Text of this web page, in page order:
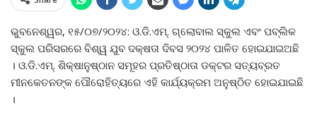
ଭୁବନେଶ୍ୱର, ୧୫/୦୭/୨୦୨୪: ଓ.ଡି.ଏମ୍‌. ଗ୍ଲୋବାଲ ସ୍କୁଲ ଏବଂ ପବ୍ଲିକ
ସ୍କୁଲ ପରିସରରେ ବିଶ୍ୱ ଯୁବ ଦକ୍ଷତା ଦିବସ ୨୦୨୪ ପାଳିତ ହୋଇଯାଇଅଛି
। ଓ.ଡି.ଏମ୍‌. ଶିକ୍ଷାନୁଷ୍ଠାନ ସମୂହର ପ୍ରତିଷ୍ଠାତା ଡକ୍ଟର ସତ୍ୟବ୍ରତ
ମୀନକେତନଙ୍କ ପୌରୋହିତ୍ୟରେ ଏହି କାର୍ଯ୍ୟକ୍ରମ ଅନୁଷ୍ଠିତ ହୋଇଯାଇଛି
।